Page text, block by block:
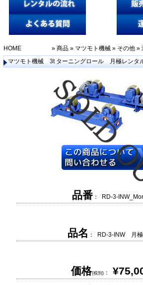
HOME »商品 » マツモト機械 » その他 »
マツモト機械 3t ターニングロール 月極レンタ
品番 ： RD-3-
品名 ： RD-3-INW 月
価格(税別)：